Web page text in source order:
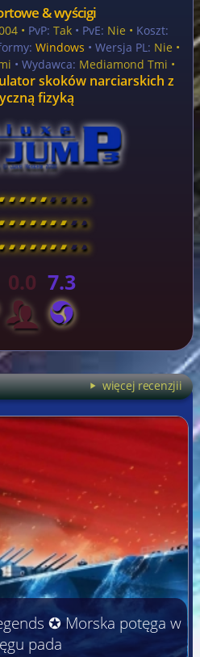
& wyścigi
• PvP: Tak• PvE: Nie • Koszt:
Windows • Wersja PL: Nie •
• Wydawca: Mediamond Tmi •
skoków narciarskich z
fizyką
\ \ \ \ \ \ \ ]
\ \ \ \ \ \ \ ]
\ \ \ \ \ \ \ ]
0.0 7.3
więcej recenzjii
✪ Morska potęga w
pada